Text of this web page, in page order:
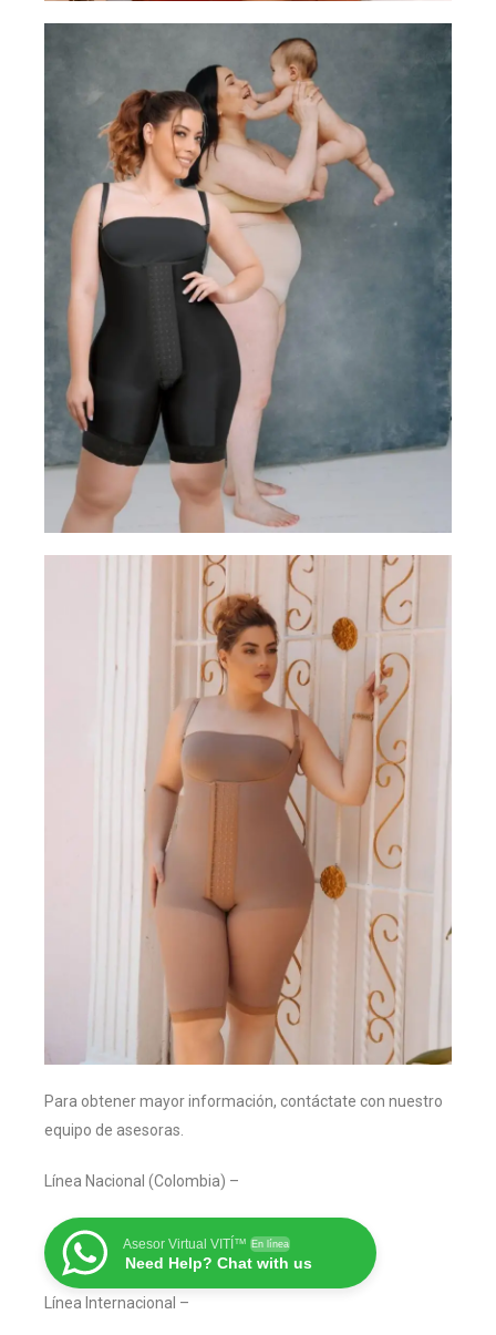
Para obtener mayor información, contáctate con nuestro
equipo de asesoras.
Línea Nacional (Colombia) –
Asesor Virtual VITÍ™ En línea
Need Help? Chat with us
Línea Internacional –